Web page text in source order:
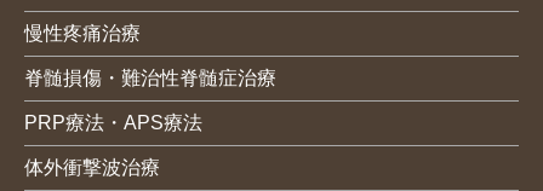
慢性疼痛治療
脊髄損傷・難治性脊髄症治療
PRP療法・APS療法
体外衝撃波治療